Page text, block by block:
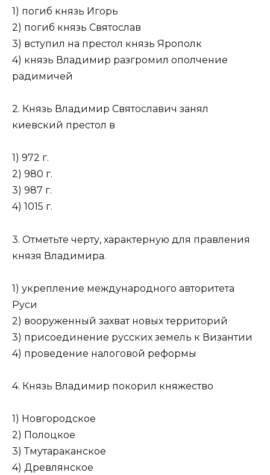
1) погиб князь Игорь
2) погиб князь Святослав
3) вступил на престол князь Ярополк
4) князь Владимир разгромил ополчение
радимичей
2. Князь Владимир Святославич занял
киевский престол в
1) 972 г.
2) 980 г.
3) 987 г.
4) 1015 г.
3. Отметьте черту, характерную для правления
князя Владимира.
1) укрепление международного авторитета
Руси
2) вооруженный захват новых территорий
3) присоединение русских земель к Византии
4) проведение налоговой реформы
4. Князь Владимир покорил княжество
1) Новгородское
2) Полоцкое
3) Тмутараканское
4) Древлянское